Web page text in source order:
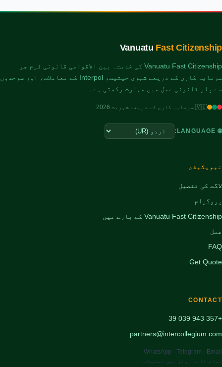
Vanuatu Fast Citizenship
Vanuatu Fast Citizenship کی خدمت۔ بین الاقوامی قانونی فرم جو
سرمایہ کاری کے ذریعے شہری حیثیت، Interpol کے معاملات، اور سرحدوں
سے پار قانونی عمل میں مہارت رکھتی ہے۔
🇻🇺 سرمایہ کاری کے ذریعے شہریت 2026
🌐 LANGUAGE:
نیویگیشن
لاگت کی تفصیل
پروگرام
Vanuatu Fast Citizenship کے بارے میں
عمل
FAQ
Get Quote
CONTACT
+357 943 039 39
partners@intercollegium.com
WhatsApp · Telegram · Email
تمام ٹائم زونز میں دستیاب